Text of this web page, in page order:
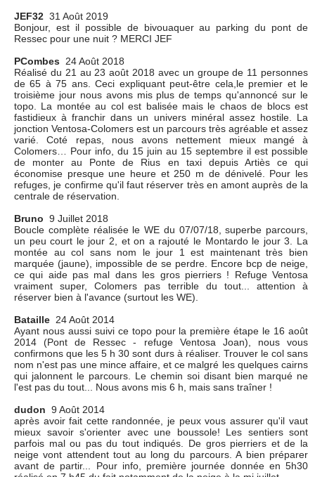
JEF32 31 Août 2019
Bonjour, est il possible de bivouaquer au parking du pont de
Ressec pour une nuit ? MERCI JEF
PCombes 24 Août 2018
Réalisé du 21 au 23 août 2018 avec un groupe de 11 personnes
de 65 à 75 ans. Ceci expliquant peut-être cela,le premier et le
troisième jour nous avons mis plus de temps qu'annoncé sur le
topo. La montée au col est balisée mais le chaos de blocs est
fastidieux à franchir dans un univers minéral assez hostile. La
jonction Ventosa-Colomers est un parcours très agréable et assez
varié. Coté repas, nous avons nettement mieux mangé à
Colomers… Pour info, du 15 juin au 15 septembre il est possible
de monter au Ponte de Rius en taxi depuis Artiès ce qui
économise presque une heure et 250 m de dénivelé. Pour les
refuges, je confirme qu'il faut réserver très en amont auprès de la
centrale de réservation.
Bruno 9 Juillet 2018
Boucle complète réalisée le WE du 07/07/18, superbe parcours,
un peu court le jour 2, et on a rajouté le Montardo le jour 3. La
montée au col sans nom le jour 1 est maintenant très bien
marquée (jaune), impossible de se perdre. Encore bcp de neige,
ce qui aide pas mal dans les gros pierriers ! Refuge Ventosa
vraiment super, Colomers pas terrible du tout... attention à
réserver bien à l'avance (surtout les WE).
Bataille 24 Août 2014
Ayant nous aussi suivi ce topo pour la première étape le 16 août
2014 (Pont de Ressec - refuge Ventosa Joan), nous vous
confirmons que les 5 h 30 sont durs à réaliser. Trouver le col sans
nom n'est pas une mince affaire, et ce malgré les quelques cairns
qui jalonnent le parcours. Le chemin soi disant bien marqué ne
l'est pas du tout... Nous avons mis 6 h, mais sans traîner !
dudon 9 Août 2014
après avoir fait cette randonnée, je peux vous assurer qu'il vaut
mieux savoir s'orienter avec une boussole! Les sentiers sont
parfois mal ou pas du tout indiqués. De gros pierriers et de la
neige vont attendent tout au long du parcours. A bien préparer
avant de partir... Pour info, première journée donnée en 5h30